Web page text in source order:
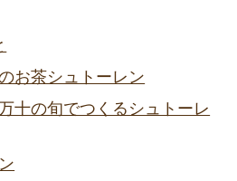
お茶シュトーレン
十の旬でつくるシュトーレ